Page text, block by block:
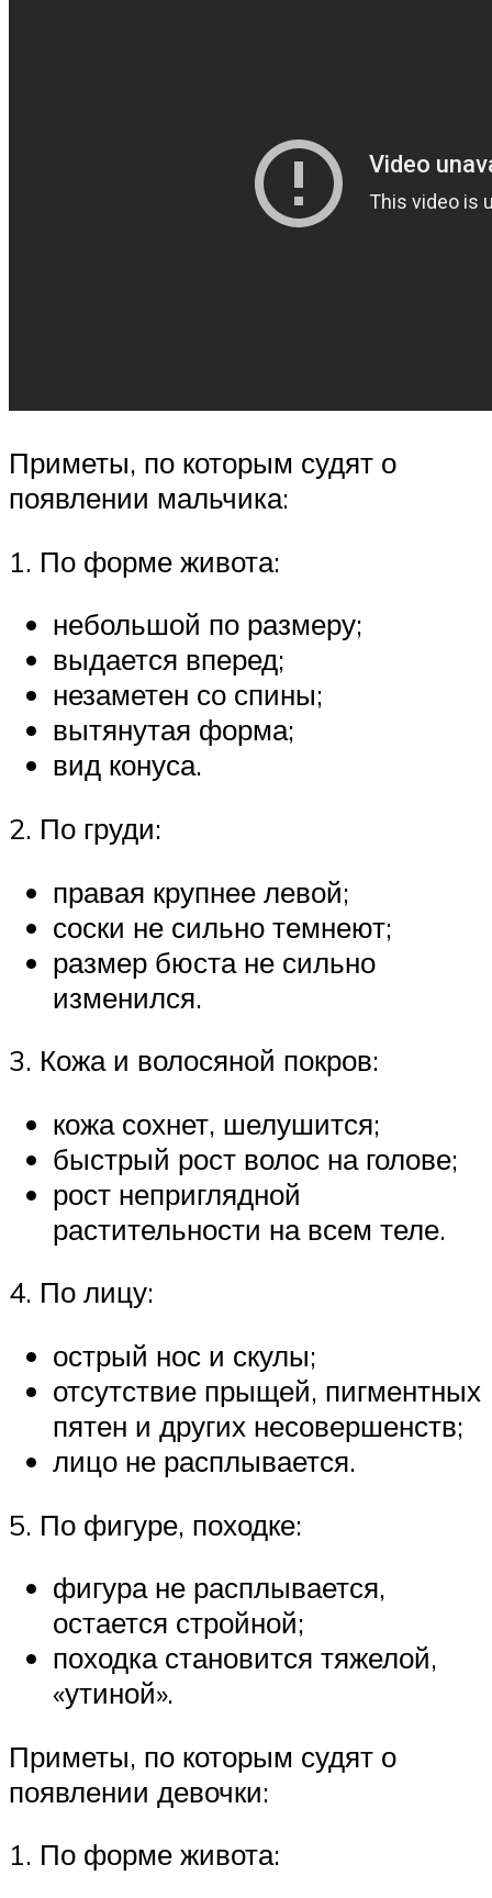
Приметы, по которым судят о
появлении мальчика:
1. По форме живота:
небольшой по размеру;
выдается вперед;
незаметен со спины;
вытянутая форма;
вид конуса.
2. По груди:
правая крупнее левой;
соски не сильно темнеют;
размер бюста не сильно
изменился.
3. Кожа и волосяной покров:
кожа сохнет, шелушится;
быстрый рост волос на голове;
рост неприглядной
растительности на всем теле.
4. По лицу:
острый нос и скулы;
отсутствие прыщей, пигментных
пятен и других несовершенств;
лицо не расплывается.
5. По фигуре, походке:
фигура не расплывается,
остается стройной;
походка становится тяжелой,
«утиной».
Приметы, по которым судят о
появлении девочки:
1. По форме живота: